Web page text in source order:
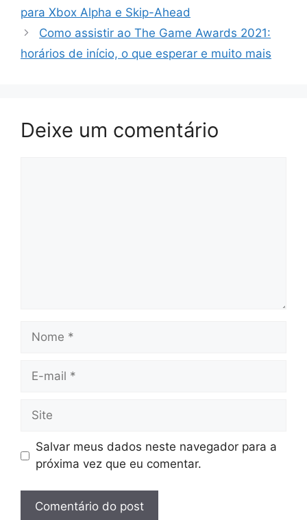
para Xbox Alpha e Skip-Ahead
Como assistir ao The Game Awards 2021:
horários de início, o que esperar e muito mais
Deixe um comentário
Nome
Site
Salvar meus dados neste navegador para a
próxima vez que eu comentar.